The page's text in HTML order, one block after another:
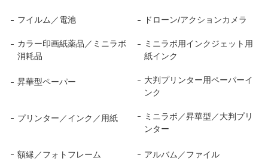
フイルム／電池 ドローン/アクションカメラ
カラー印画紙薬品／ミニラボ
消耗品
ミニラボ用インクジェット用
紙インク
昇華型ペーパー
大判プリンター用ペーパーイ
ンク
プリンター／インク／用紙
ミニラボ／昇華型／大判プリ
ンター
額縁／フォトフレーム アルバム／ファイル